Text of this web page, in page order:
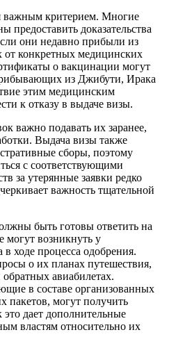
важным критерием. Многие
предоставить доказательства
они недавно прибыли из
от конкретных медицинских
о вакцинации могут
из Джибути, Ирака
этим медицинским
к отказу в выдаче визы.
важно подавать их заранее,
Выдача визы также
сборы, поэтому
с соответствующими
за утерянные заявки редко
важность тщательной
быть готовы ответить на
возникнуть у
в ходе процесса одобрения.
о их планах путешествия,
авиабилетах.
в составе организованных
пакетов, могут получить
это дает дополнительные
властям относительно их